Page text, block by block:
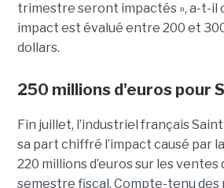
trimestre seront impactés », a-t-il
impact est évalué entre 200 et
dollars.
250 millions d'euros pour
Fin juillet, l’industriel français
sa part chiffré l’impact causé par
220 millions d’euros sur les ventes
semestre fiscal. Compte-tenu